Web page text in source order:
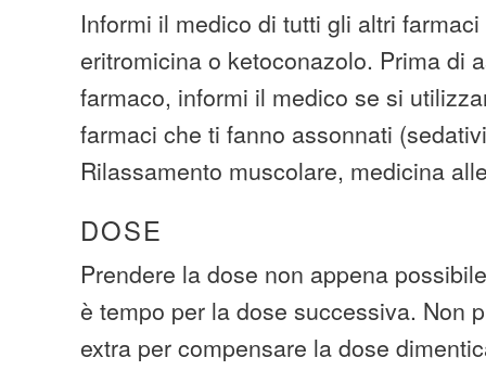
Informi il medico di tutti gli altri
eritromicina o ketoconazolo. Prima di
farmaco, informi il medico se si
farmaci che ti fanno assonnati
Rilassamento muscolare, medicina
DOSE
Prendere la dose non appena
è tempo per la dose successiva. Non
extra per compensare la dose